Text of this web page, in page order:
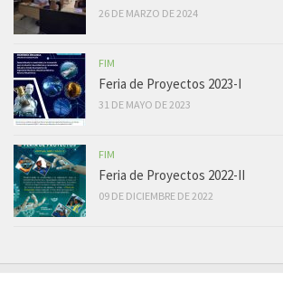
26 DE MARZO DE 2024
FIM
Feria de Proyectos 2023-I
31 DE MAYO DE 2023
FIM
Feria de Proyectos 2022-II
09 DE DICIEMBRE DE 2022